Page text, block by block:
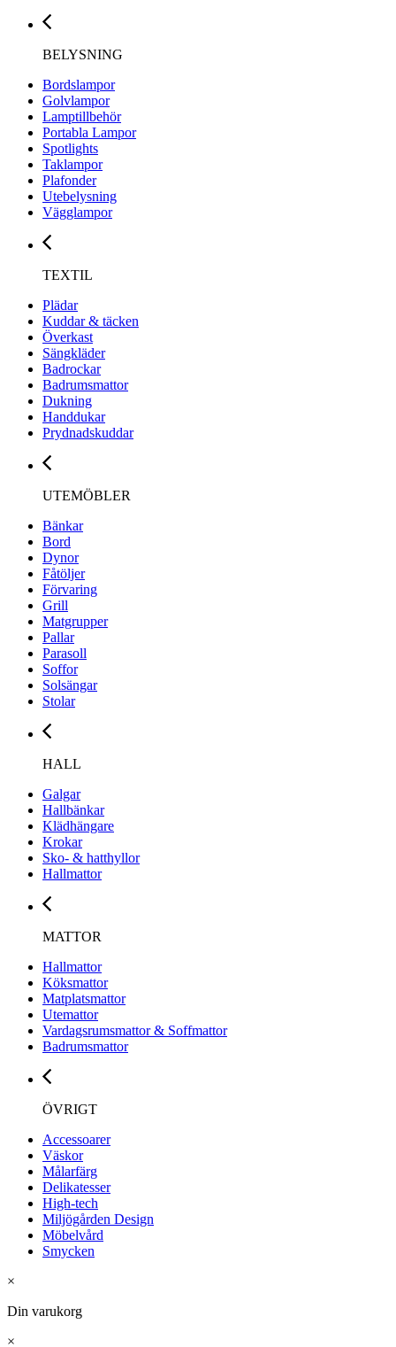
BELYSNING
Bordslampor
Golvlampor
Lamptillbehör
Portabla Lampor
Spotlights
Taklampor
Plafonder
Utebelysning
Vägglampor
TEXTIL
Plädar
Kuddar & täcken
Överkast
Sängkläder
Badrockar
Badrumsmattor
Dukning
Handdukar
Prydnadskuddar
UTEMÖBLER
Bänkar
Bord
Dynor
Fåtöljer
Förvaring
Grill
Matgrupper
Pallar
Parasoll
Soffor
Solsängar
Stolar
HALL
Galgar
Hallbänkar
Klädhängare
Krokar
Sko- & hatthyllor
Hallmattor
MATTOR
Hallmattor
Köksmattor
Matplatsmattor
Utemattor
Vardagsrumsmattor & Soffmattor
Badrumsmattor
ÖVRIGT
Accessoarer
Väskor
Målarfärg
Delikatesser
High-tech
Miljögården Design
Möbelvård
Smycken
×
Din varukorg
×